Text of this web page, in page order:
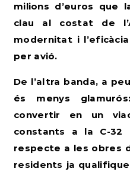
milions d’euros que
clau al costat de
modernitat i
per avió.
De l’altra banda, a
és menys
convertir en un
constants a la C-32
respecte a les obres
residents ja